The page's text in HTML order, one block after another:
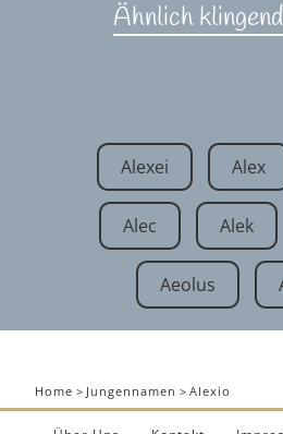
Ähnlich
Alexei Alex
Alec Alek
Aeolus
Home > Jungennamen >Alexio